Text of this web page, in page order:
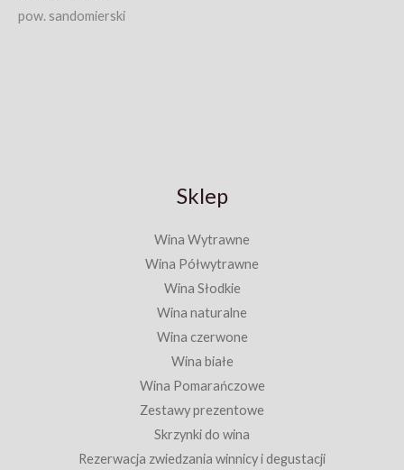
pow. sandomierski
Sklep
Wina Wytrawne
Wina Półwytrawne
Wina Słodkie
Wina naturalne
Wina czerwone
Wina białe
Wina Pomarańczowe
Zestawy prezentowe
Skrzynki do wina
Rezerwacja zwiedzania winnicy i degustacji